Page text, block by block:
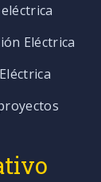
Eléctrica